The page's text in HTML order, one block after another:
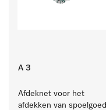
A 3
Afdeknet voor het
afdekken van spoelgoed